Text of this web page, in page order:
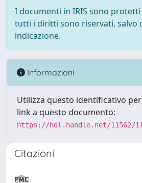
I documenti in IRIS sono
tutti i diritti sono riservati, salvo
indicazione.
Informazioni
Utilizza questo identificativo
link a questo documento:
https://hdl.handle.net/11562/
Citazioni